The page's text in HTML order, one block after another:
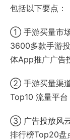
包括以下要点：
① 手游买量市
3600多款手游
体App推广广告
② 手游买量渠
Top10 流量平台
③ 广告投放风
排行榜Top20盘